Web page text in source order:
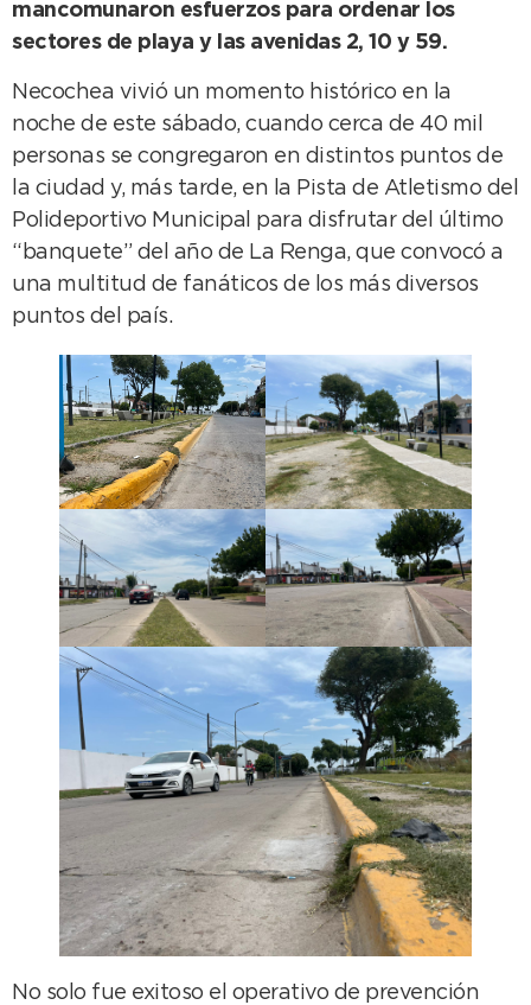
mancomunaron esfuerzos para ordenar los
sectores de playa y las avenidas 2, 10 y 59.
Necochea vivió un momento histórico en la
noche de este sábado, cuando cerca de 40 mil
personas se congregaron en distintos puntos de
la ciudad y, más tarde, en la Pista de Atletismo del
Polideportivo Municipal para disfrutar del último
“banquete” del año de La Renga, que convocó a
una multitud de fanáticos de los más diversos
puntos del país.
No solo fue exitoso el operativo de prevención